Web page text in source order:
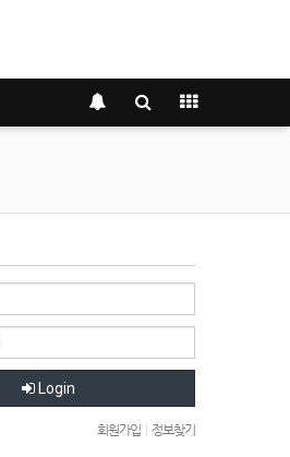
Login
회원가입 정보찾기